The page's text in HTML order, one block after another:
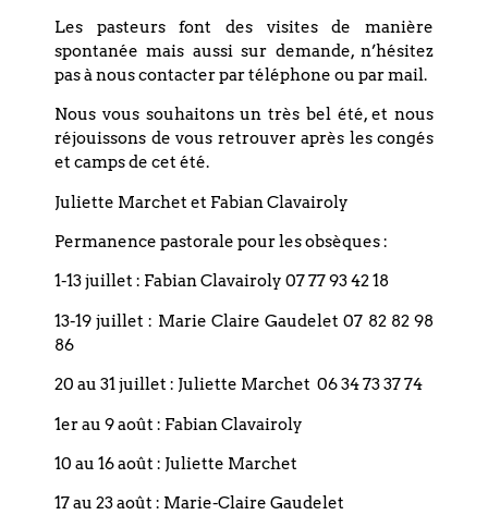
EN SAVOIR PLUS
JANVIER 2027
16
Bouclier - Strasbourg
Les pasteurs font des visites de manière
spontanée mais aussi sur demande, n’hésitez
pas à nous contacter par téléphone ou par mail.
Nous vous souhaitons un très bel été, et nous
réjouissons de vous retrouver après les congés
et camps de cet été.
Juliette Marchet et Fabian Clavairoly
Permanence pastorale pour les obsèques :
1-13 juillet : Fabian Clavairoly 07 77 93 42 18
13-19 juillet : Marie Claire Gaudelet 07 82 82 98
86
20 au 31 juillet : Juliette Marchet 06 34 73 37 74
1er au 9 août : Fabian Clavairoly
10 au 16 août : Juliette Marchet
17 au 23 août : Marie-Claire Gaudelet